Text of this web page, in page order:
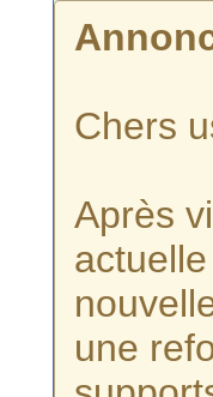
Chers
Après
une